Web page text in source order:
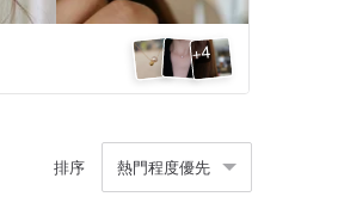
+4
排序 熱門程度優先